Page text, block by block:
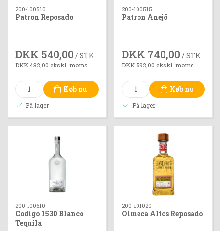
200-100510
Patron Reposado
DKK 540,00 / STK
DKK 432,00 ekskl. moms
Køb nu
På lager
200-100515
Patron Anejõ
DKK 740,00 / STK
DKK 592,00 ekskl. moms
Køb nu
På lager
200-100610
Codigo 1530 Blanco
Tequila
200-101020
Olmeca Altos Reposado